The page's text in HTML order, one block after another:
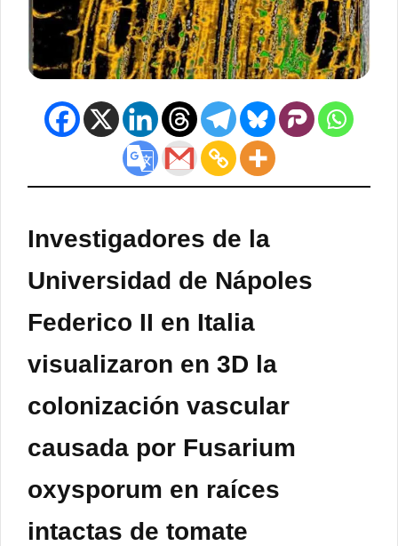
Investigadores de la
Universidad de Nápoles
Federico II en Italia
visualizaron en 3D la
colonización vascular
causada por Fusarium
oxysporum en raíces
intactas de tomate